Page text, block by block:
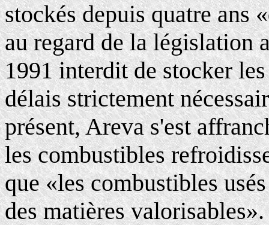
stockés depuis quatre ans
au regard de la législation
1991 interdit de stocker
délais strictement
présent, Areva s'est
les combustibles
que «les combustibles
des matières